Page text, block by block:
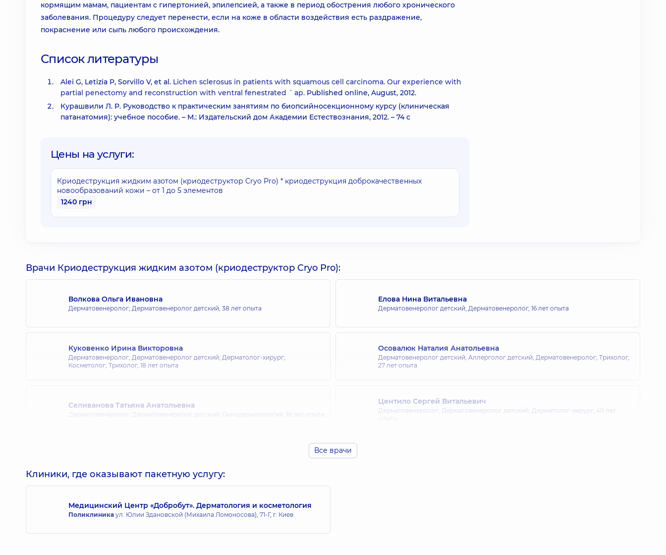
кормящим мамам, пациентам с гипертонией, эпилепсией, а также в период обострения любого хронического
заболевания. Процедуру следует перенести, если на коже в области воздействия есть раздражение,
покраснение или сыпь любого происхождения.
Список литературы
Alei G, Letizia P, Sorvillo V, et al. Lichen sclerosus in patients with squamous cell carcinoma. Our experience with
partial penectomy and reconstruction with ventral fenestrated ´ ap. Published online, August, 2012.
Курашвили Л. Р. Руководство к практическим занятиям по биопсийносекционному курсу (клиническая
патанатомия): учебное пособие. – М.: Издательский дом Академии Естествознания, 2012. – 74 с
Цены на услуги:
Криодеструкция жидким азотом (криодеструктор Cryo Pro) * криодеструкция доброкачественных
новообразований кожи – от 1 до 5 элементов
1240 грн
Врачи Криодеструкция жидким азотом (криодеструктор Cryo Pro):
Волкова Ольга Ивановна
Дерматовенеролог; Дерматовенеролог детский, 38 лет опыта
Елова Нина Витальевна
Дерматовенеролог детский; Дерматовенеролог, 16 лет опыта
Куковенко Ирина Викторовна
Дерматовенеролог; Дерматовенеролог детский; Дерматолог-хирург;
Косметолог; Трихолог, 18 лет опыта
Осовалюк Наталия Анатольевна
Дерматовенеролог детский; Аллерголог детский; Дерматовенеролог; Трихолог,
27 лет опыта
Селиванова Татьяна Анатольевна
Дерматовенеролог; Дерматовенеролог детский; Онкодерматология, 18 лет опыта
Центило Сергей Витальевич
Дерматовенеролог; Дерматовенеролог детский; Дерматолог-хирург, 40 лет
Малаховская Юлия Романовна
Дерматовенеролог; Дерматовенеролог детский; Дерматолог-хирург,
Все врачи
Клиники, где оказывают пакетную услугу:
Медицинский Центр «Добробут». Дерматология и косметология
Поликлиника ул. Юлии Здановской (Михаила Ломоносова), 71-Г, г. Киев